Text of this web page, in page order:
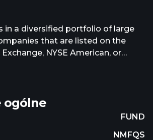
in a diversified portfolio of large
that are listed on the
NYSE American, or
at the time of purchase.
ogólne
FUND
NMFQS